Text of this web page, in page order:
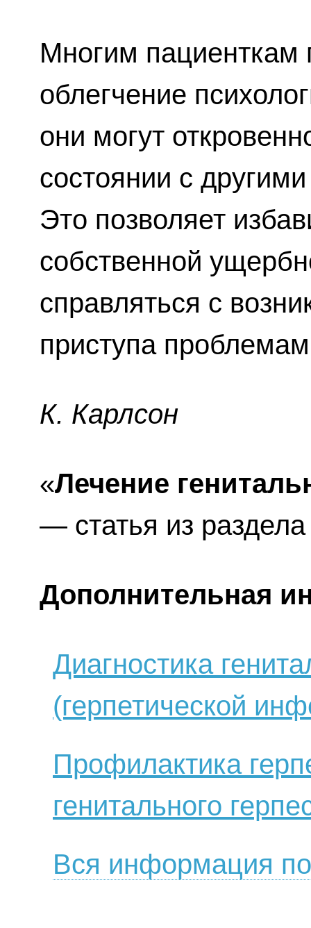
Многим пациенткам
облегчение
они могут
состоянии с
Это позволяет
собственной
справляться с
приступа
К. Карлсон
«Лечение
— статья из
Дополнительная
Диагностика
(герпетической
Профилактика
генитального
Вся информация